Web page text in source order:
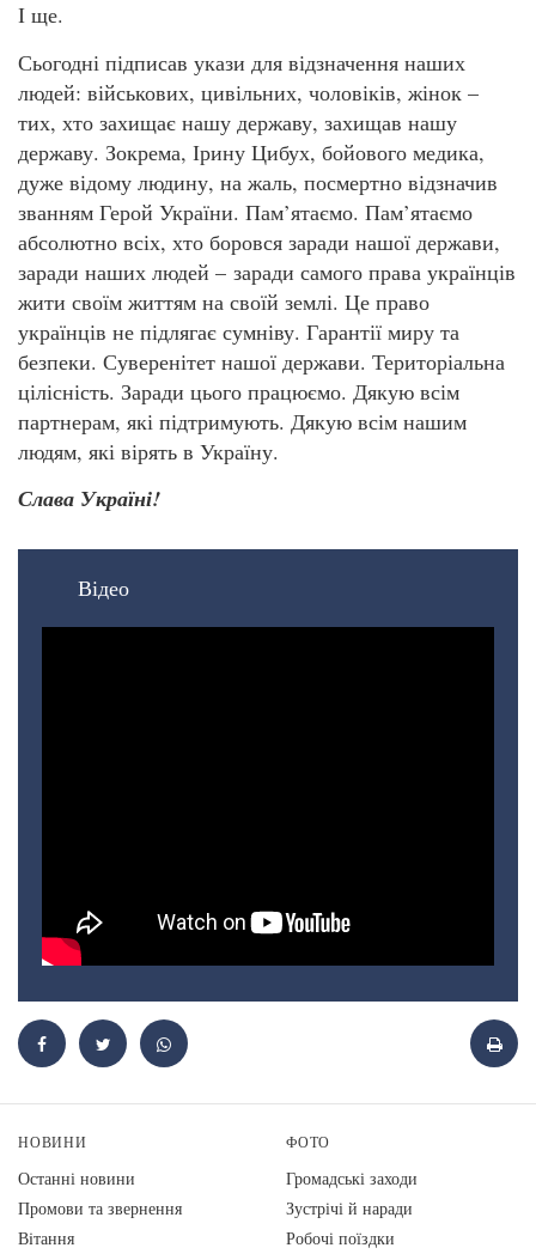
І ще.
Сьогодні підписав укази для відзначення наших
людей: військових, цивільних, чоловіків, жінок –
тих, хто захищає нашу державу, захищав нашу
державу. Зокрема, Ірину Цибух, бойового медика,
дуже відому людину, на жаль, посмертно відзначив
званням Герой України. Пам’ятаємо. Пам’ятаємо
абсолютно всіх, хто боровся заради нашої держави,
заради наших людей – заради самого права українців
жити своїм життям на своїй землі. Це право
українців не підлягає сумніву. Гарантії миру та
безпеки. Суверенітет нашої держави. Територіальна
цілісність. Заради цього працюємо. Дякую всім
партнерам, які підтримують. Дякую всім нашим
людям, які вірять в Україну.
Слава Україні!
Відео
НОВИНИ
Останні новини
Промови та звернення
Вiтання
ФОТО
Громадські заходи
Зустрічі й наради
Робочі поїздки